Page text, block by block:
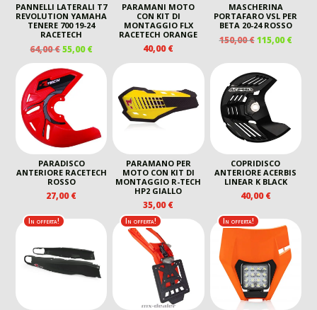
PANNELLI LATERALI T7
REVOLUTION YAMAHA
TENERE 700 19-24
RACETECH
64,00€IL
PREZZO
ORIGINALE
ERA:
64,00 €.
55,00€IL
PREZZO
ATTUALE
55,00 €.
PARAMANI MOTO
CON KIT DI
MONTAGGIO FLX
RACETECH ORANGE
40,00€
MASCHERINA
PORTAFARO VSL PER
BETA 20-24 ROSSO
150,00€ IL
ORIGINALE
ERA:
150,00 €.
115,00€IL
PARADISCO
ANTERIORE RACETECH
ROSSO
27,00€
PARAMANO PER
MOTO CON KIT DI
MONTAGGIO R-TECH
HP2 GIALLO
35,00€
COPRIDISCO
ANTERIORE ACERBIS
LINEAR K BLACK
40,00€
In offerta! In offerta! In offerta!